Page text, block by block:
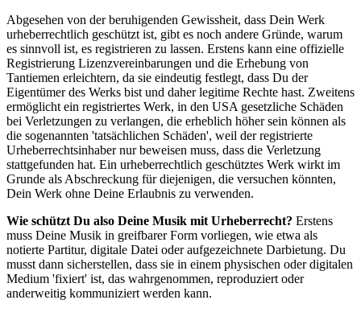
Abgesehen von der beruhigenden Gewissheit, dass Dein Werk
urheberrechtlich geschützt ist, gibt es noch andere Gründe, warum
es sinnvoll ist, es registrieren zu lassen. Erstens kann eine offizielle
Registrierung Lizenzvereinbarungen und die Erhebung von
Tantiemen erleichtern, da sie eindeutig festlegt, dass Du der
Eigentümer des Werks bist und daher legitime Rechte hast. Zweitens
ermöglicht ein registriertes Werk, in den USA gesetzliche Schäden
bei Verletzungen zu verlangen, die erheblich höher sein können als
die sogenannten 'tatsächlichen Schäden', weil der registrierte
Urheberrechtsinhaber nur beweisen muss, dass die Verletzung
stattgefunden hat. Ein urheberrechtlich geschütztes Werk wirkt im
Grunde als Abschreckung für diejenigen, die versuchen könnten,
Dein Werk ohne Deine Erlaubnis zu verwenden.
Wie schützt Du also Deine Musik mit Urheberrecht? Erstens
muss Deine Musik in greifbarer Form vorliegen, wie etwa als
notierte Partitur, digitale Datei oder aufgezeichnete Darbietung. Du
musst dann sicherstellen, dass sie in einem physischen oder digitalen
Medium 'fixiert' ist, das wahrgenommen, reproduziert oder
anderweitig kommuniziert werden kann.